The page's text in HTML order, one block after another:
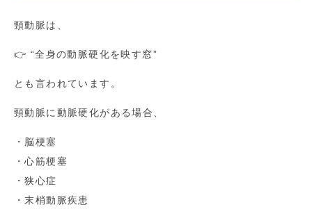
頸動脈は、
👉 “全身の動脈硬化を映す窓”
とも言われています。
頸動脈に動脈硬化がある場合、
・脳梗塞
・心筋梗塞
・狭心症
・末梢動脈疾患